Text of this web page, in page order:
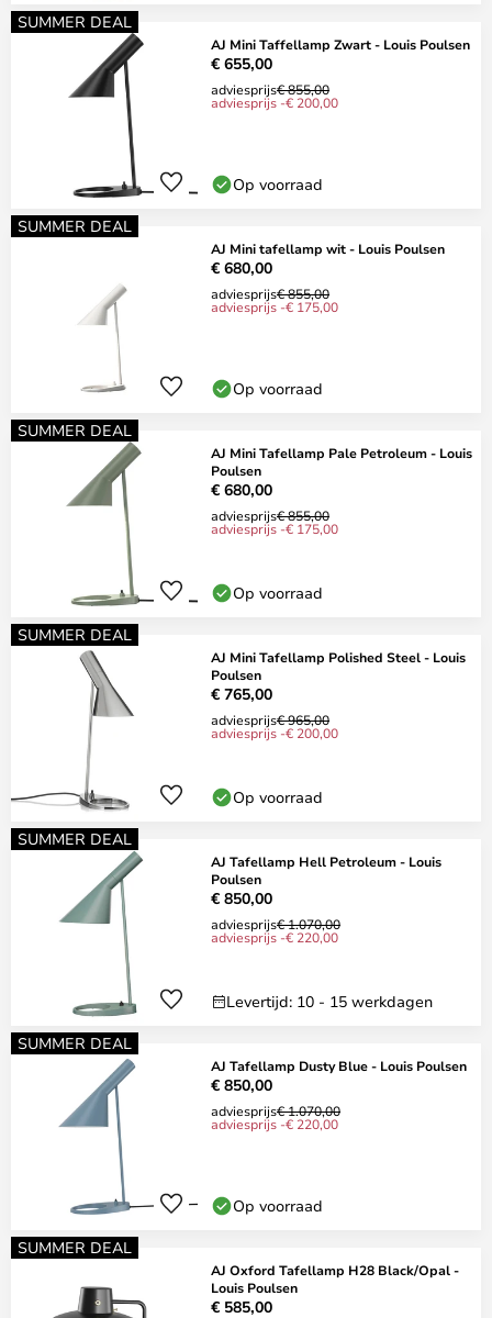
SUMMER DEAL
AJ Mini Taffellamp Zwart - Louis Poulsen
€ 655,00
adviesprijs€ 855,00
adviesprijs -€ 200,00
Op voorraad
SUMMER DEAL
AJ Mini tafellamp wit - Louis Poulsen
€ 680,00
adviesprijs€ 855,00
adviesprijs -€ 175,00
Op voorraad
SUMMER DEAL
AJ Mini Tafellamp Pale Petroleum - Louis
Poulsen
€ 680,00
adviesprijs€ 855,00
adviesprijs -€ 175,00
Op voorraad
SUMMER DEAL
AJ Mini Tafellamp Polished Steel - Louis
Poulsen
€ 765,00
adviesprijs€ 965,00
adviesprijs -€ 200,00
Op voorraad
SUMMER DEAL
AJ Tafellamp Hell Petroleum - Louis
Poulsen
€ 850,00
adviesprijs€ 1.070,00
adviesprijs -€ 220,00
Levertijd: 10 - 15 werkdagen
SUMMER DEAL
AJ Tafellamp Dusty Blue - Louis Poulsen
€ 850,00
adviesprijs€ 1.070,00
adviesprijs -€ 220,00
Op voorraad
SUMMER DEAL
AJ Oxford Tafellamp H28 Black/Opal -
Louis Poulsen
€ 585,00